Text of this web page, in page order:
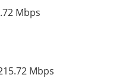
Mbps
Mbps